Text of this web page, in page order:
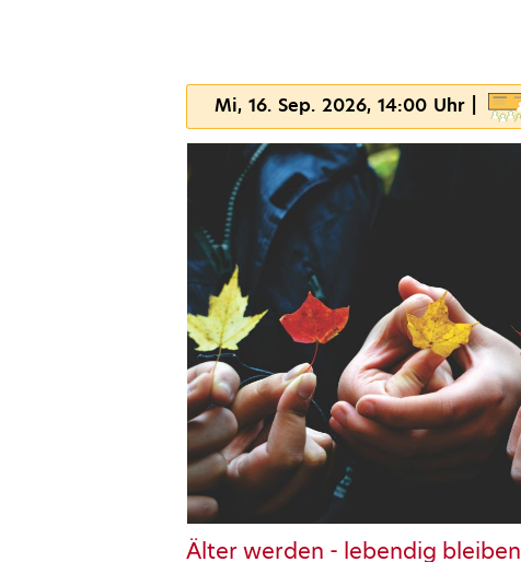
Mi, 16. Sep. 2026, 14:00 Uhr |
Älter werden - lebendig bleiben